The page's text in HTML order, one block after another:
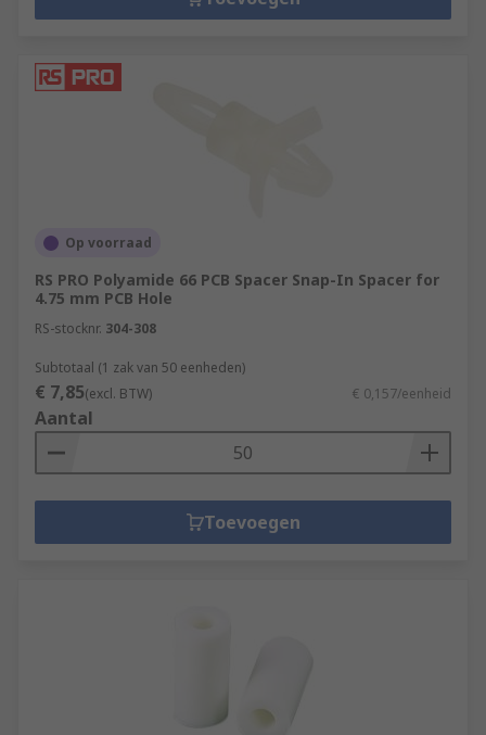
Op voorraad
RS PRO Polyamide 66 PCB Spacer Snap-In Spacer for
4.75 mm PCB Hole
RS-stocknr. 304-308
Subtotaal (1 zak van 50 eenheden)
€ 7,85(excl. BTW) € 0,157/eenheid
Aantal
Toevoegen